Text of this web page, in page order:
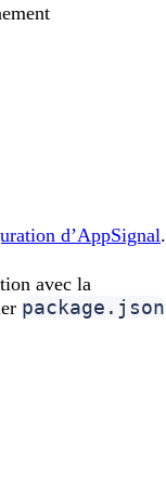
d’AppSignal.
avec la
package.json